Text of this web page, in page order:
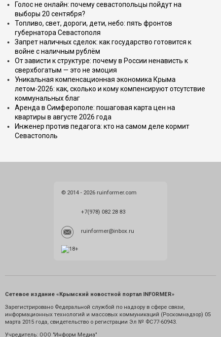
Голос не онлайн: почему севастопольцы пойдут на
выборы 20 сентября?
Топливо, свет, дороги, дети, небо: пять фронтов
губернатора Севастополя
Запрет наличных сделок: как государство готовится к
войне с наличным рублём
От зависти к структуре: почему в России ненависть к
сверхбогатым — это не эмоция
Уникальная компенсационная экономика Крыма
летом-2026: как, сколько и кому компенсируют отсутствие
коммунальных благ
Аренда в Симферополе: пошаговая карта цен на
квартиры в августе 2026 года
Инженер против педагога: кто на самом деле кормит
Севастополь
© 2014 - 2026 ruinformer.com
+7(978) 082 28 83
ruinformer@inbox.ru
Сетевое издание «Крымский новостной портал INFORMER»
Зарегистрировано Федеральной службой по надзору в сфере связи,
информационных технологий и массовых коммуникаций (Роскомнадзор) 05
марта 2015 года, свидетельство о регистрации Эл № ФС77-60943.
Учредитель: ООО "Информ Медиа"